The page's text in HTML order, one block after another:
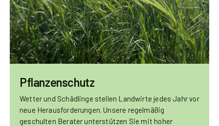
Pflanzenschutz
Wetter und Schädlinge stellen Landwirte jedes Jahr vor
neue Herausforderungen. Unsere regelmäßig
geschulten Berater unterstützen Sie mit hoher